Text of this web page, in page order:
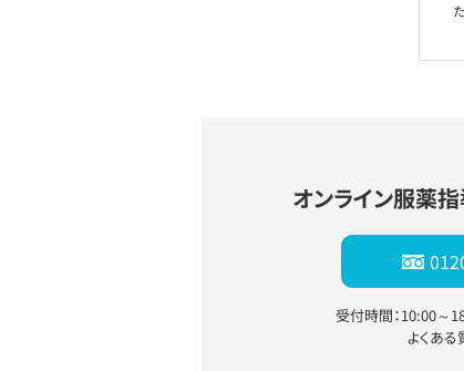
オンライン服薬
受付時間：10:00～
よくあ